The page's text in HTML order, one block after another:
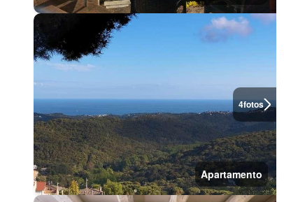
4fotos
Apartamento